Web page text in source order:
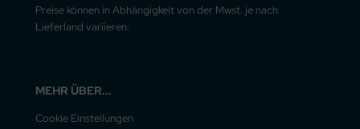
Preise können in Abhängigkeit von der Mwst. je nach
Lieferland variieren.
MEHR ÜBER...
Cookie Einstellungen